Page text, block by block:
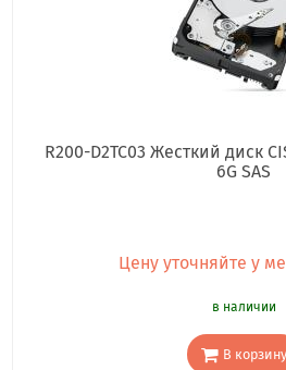
R200-D2TC03 Жесткий диск
6G SAS
Цену уточняйте у
в наличии
В корзину